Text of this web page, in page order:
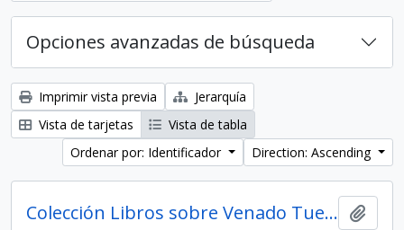
Opciones avanzadas de búsqueda
Imprimir vista previa
Jerarquía
Vista de tarjetas
Vista de tabla
Ordenar por: Identificador
Direction: Ascending
Colección Libros sobre Venado Tuerto y la región